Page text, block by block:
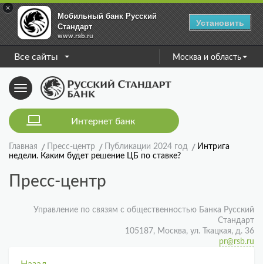
×
Мобильный банк Русский
Стандарт
www.rsb.ru
Установить
Все сайты Москва и область
Toggle
navigation
Интернет банк
Главная Пресс-центр Публикации 2024 год
Интрига
недели. Каким будет решение ЦБ по ставке?
Пресс-центр
Управление по связям с общественностью Банка Русский
Стандарт
105187, Москва, ул. Ткацкая, д. 36
pr@rsb.ru